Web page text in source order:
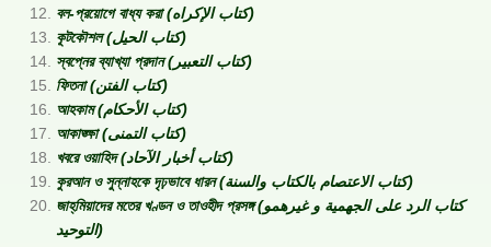
বল-প্রয়োগে বাধ্য করা (كتاب الإكراه)
কূটকৌশল (كتاب الحيل)
স্বপ্নের ব্যাখ্যা প্রদান (كتاب التعبير)
ফিতনা (كتاب الفتن)
আহকাম (كتاب الأحكام)
আকাঙ্ক্ষা (كتاب التمنى)
খবরে ওয়াহিদ (كتاب أخبار الآحاد)
কুরআন ও সুন্নাহকে দৃঢ়ভাবে ধারন (كتاب الاعتصام بالكتاب والسنة)
জাহ্‌মিয়াদের মতের খণ্ডন ও তাওহীদ প্রসঙ্গ (كتاب الرد على الجهمية و غيرهمو
التوحيد)